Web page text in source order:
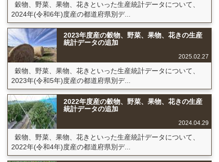
穀物、野菜、果物、花きといった生産統計データについて、
2024年(令和6年)度産の都道府県別デ...
2023年度産の穀物、野菜、果物、花きの生産
統計データの追加
2025.02.27
穀物、野菜、果物、花きといった生産統計データについて、
2023年(令和5年)度産の都道府県別デ...
2022年度産の穀物、野菜、果物、花きの生産
統計データの追加
2024.04.29
穀物、野菜、果物、花きといった生産統計データについて、
2022年(令和4年)度産の都道府県別デ...